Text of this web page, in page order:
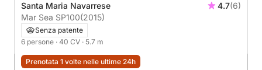
Santa Maria Navarrese 4.7(6)
Mar Sea SP100(2015)
Senza patente
6 persone · 40 CV · 5.7 m
Prenotata 1 volte nelle ultime 24h